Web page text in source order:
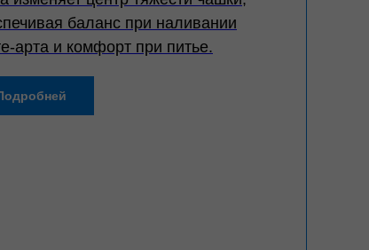
баланс при наливании
арта и комфорт при питье.